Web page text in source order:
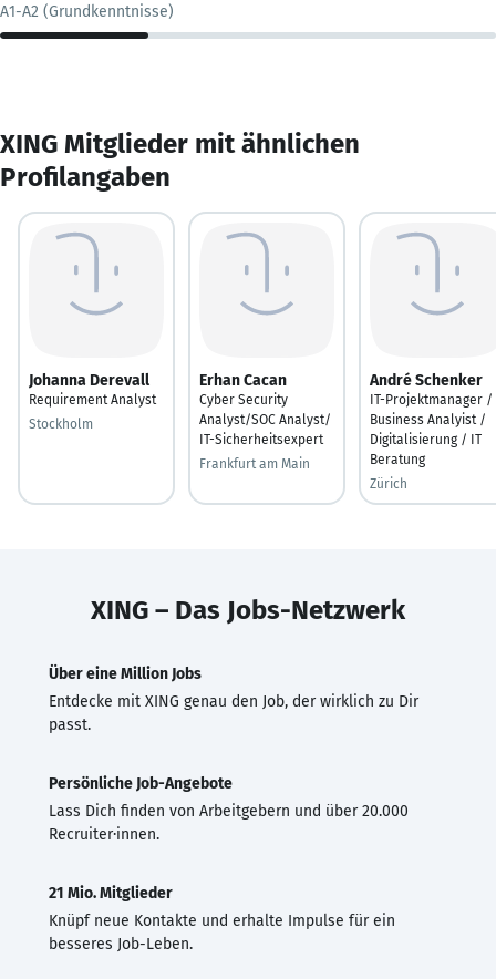
A1-A2 (Grundkenntnisse)
XING Mitglieder mit ähnlichen
Profilangaben
Johanna Derevall
Requirement Analyst
Stockholm
Erhan Cacan
Cyber Security
Analyst/SOC Analyst/
IT-Sicherheitsexpert
Frankfurt am Main
André Schenker
IT-Projektmanager /
Business Analyist /
Digitalisierung / IT
Beratung
Zürich
XING – Das Jobs-Netzwerk
Über eine Million Jobs
Entdecke mit XING genau den Job, der wirklich zu Dir
passt.
Persönliche Job-Angebote
Lass Dich finden von Arbeitgebern und über 20.000
Recruiter·innen.
21 Mio. Mitglieder
Knüpf neue Kontakte und erhalte Impulse für ein
besseres Job-Leben.